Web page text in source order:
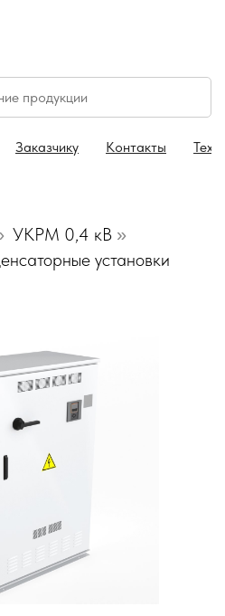
Заказчику Контакты
УКРМ 0,4 кВ »
установки